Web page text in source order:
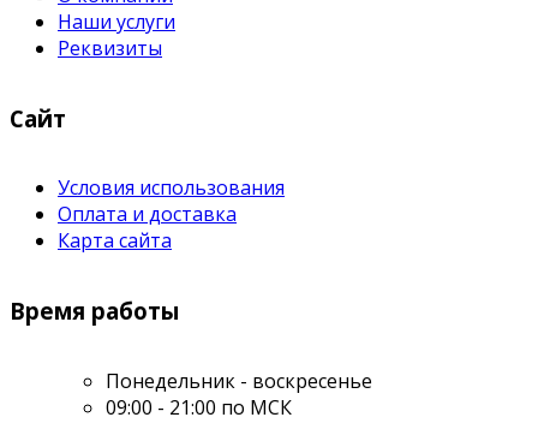
Наши услуги
Реквизиты
Сайт
Условия использования
Оплата и доставка
Карта сайта
Время работы
Понедельник - воскресенье
09:00 - 21:00 по МСК